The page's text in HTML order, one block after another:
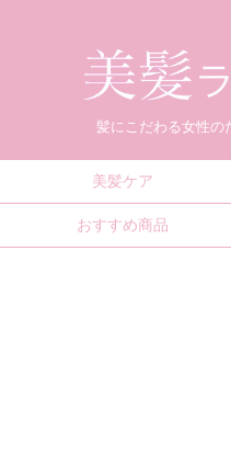
髪にこだわる女性の
美髪ケア
おすすめ商品